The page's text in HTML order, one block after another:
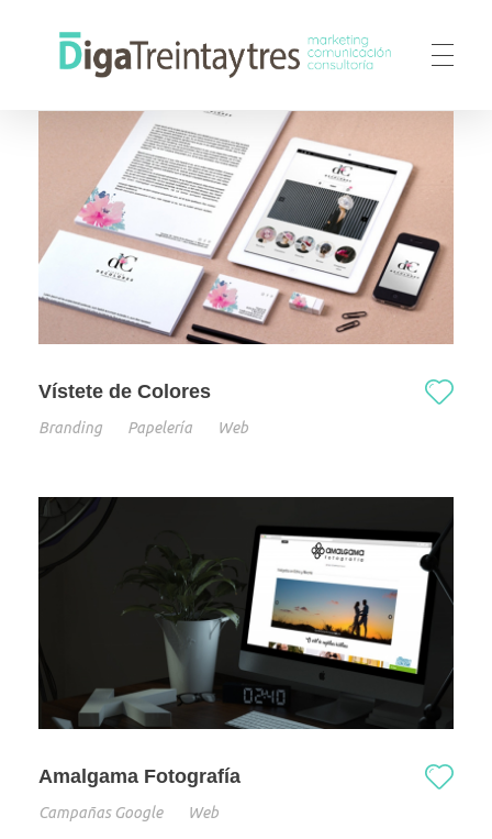
DigaTreintaytres
Agencia de Marketing, Comunicación y Consultoría web
Vístete de Colores
Branding Papelería Web
Amalgama Fotografía
Campañas Google Web